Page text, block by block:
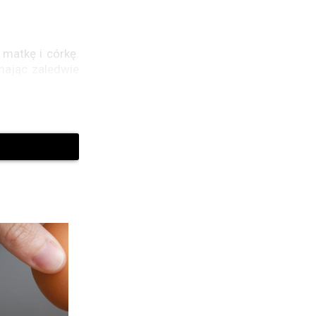
i córkę.
historii, czyli
lat?!”, “Z
to właśnie
w rodzinie